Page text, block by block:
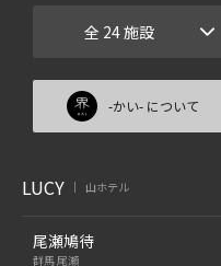
全 24 施設
-かい- について
LUCY 山ホテル
尾瀬鳩待
群馬 尾瀬